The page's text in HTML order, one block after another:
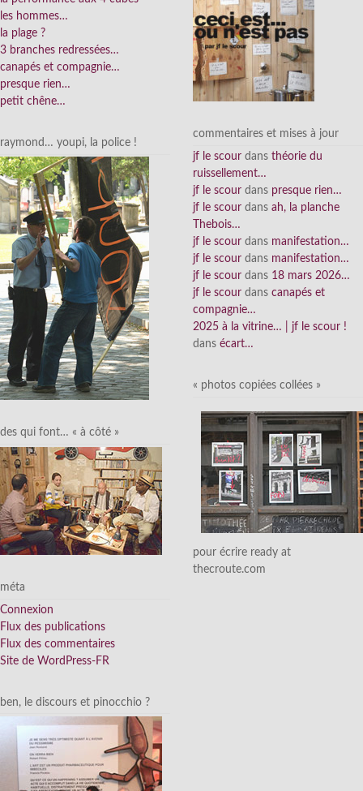
les hommes…
la plage ?
3 branches redressées…
canapés et compagnie…
presque rien…
petit chêne…
raymond… youpi, la police !
des qui font… « à côté »
méta
Connexion
Flux des publications
Flux des commentaires
Site de WordPress-FR
ben, le discours et pinocchio ?
commentaires et mises à jour
jf le scour dans théorie du
ruissellement…
jf le scour dans presque rien…
jf le scour dans ah, la planche
Thebois…
jf le scour dans manifestation…
jf le scour dans manifestation…
jf le scour dans 18 mars 2026…
jf le scour dans canapés et
compagnie…
2025 à la vitrine… | jf le scour !
dans écart…
« photos copiées collées »
pour écrire ready at
thecroute.com